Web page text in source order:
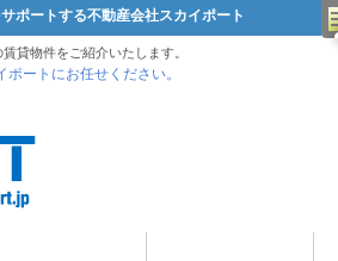
ポートする不動産会社スカイポート
貸物件をご紹介いたします。
ートにお任せください。